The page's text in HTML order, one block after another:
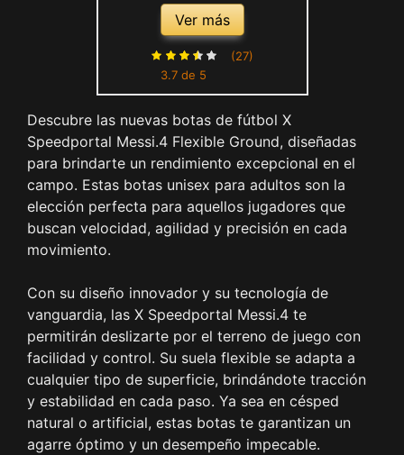
Botas de fútbol para Unisex
adulto, Team Solar Orange
Team Solar Orange Core
Black, 44 2/3 EU
Ver más
3.7 de 5
(27)
Descubre las nuevas botas de fútbol X
Speedportal Messi.4 Flexible Ground, diseñadas
para brindarte un rendimiento excepcional en el
campo. Estas botas unisex para adultos son la
elección perfecta para aquellos jugadores que
buscan velocidad, agilidad y precisión en cada
movimiento.
Con su diseño innovador y su tecnología de
vanguardia, las X Speedportal Messi.4 te
permitirán deslizarte por el terreno de juego con
facilidad y control. Su suela flexible se adapta a
cualquier tipo de superficie, brindándote tracción
y estabilidad en cada paso. Ya sea en césped
natural o artificial, estas botas te garantizan un
agarre óptimo y un desempeño impecable.